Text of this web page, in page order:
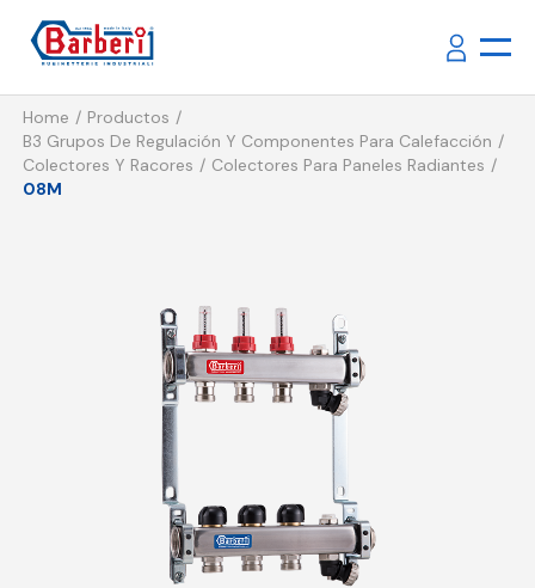
Home
Productos
B3 Grupos De Regulación Y Componentes Para Calefacción
Colectores Y Racores
Colectores Para Paneles Radiantes
08M